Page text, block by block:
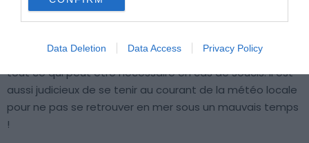
Data Deletion Data Access Privacy Policy
Par ailleurs, avant de partir en mer, pensez à vérifier le
fusées de détresse, le GPS, les gilets de sauvetage… et
tout ce qui peut être nécessaire en cas de soucis. Il est
aussi judicieux de se tenir au courant de la météo locale
pour ne pas se retrouver en mer sous un mauvais temps
!